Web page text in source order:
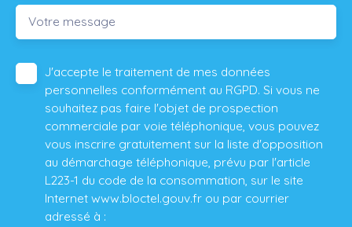
Votre message
J'accepte le traitement de mes données
personnelles conformément au RGPD. Si vous ne
souhaitez pas faire l'objet de prospection
commerciale par voie téléphonique, vous pouvez
vous inscrire gratuitement sur la liste d'opposition
au démarchage téléphonique, prévu par l'article
L223-1 du code de la consommation, sur le site
Internet www.bloctel.gouv.fr ou par courrier
adressé à :